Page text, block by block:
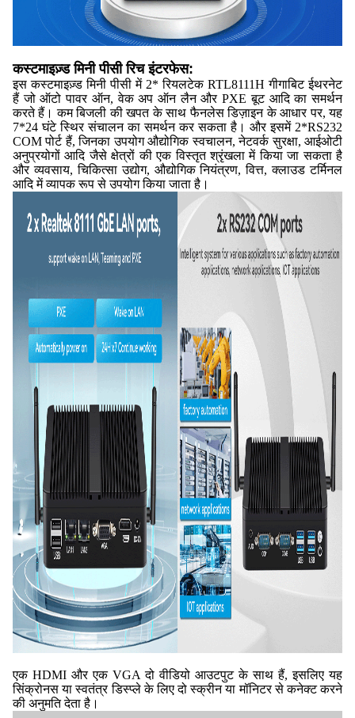
कस्टमाइज़्ड मिनी पीसी रिच इंटरफेस:
इस कस्टमाइज़्ड मिनी पीसी में 2* रियलटेक RTL8111H गीगाबिट ईथरनेट
हैं जो ऑटो पावर ऑन, वेक अप ऑन लैन और PXE बूट आदि का समर्थन
करते हैं। कम बिजली की खपत के साथ फैनलेस डिज़ाइन के आधार पर, यह
7*24 घंटे स्थिर संचालन का समर्थन कर सकता है। और इसमें 2*RS232
COM पोर्ट हैं, जिनका उपयोग औद्योगिक स्वचालन, नेटवर्क सुरक्षा, आईओटी
अनुप्रयोगों आदि जैसे क्षेत्रों की एक विस्तृत श्रृंखला में किया जा सकता है
और व्यवसाय, चिकित्सा उद्योग, औद्योगिक नियंत्रण, वित्त, क्लाउड टर्मिनल
आदि में व्यापक रूप से उपयोग किया जाता है।
एक HDMI और एक VGA दो वीडियो आउटपुट के साथ हैं, इसलिए यह
सिंक्रोनस या स्वतंत्र डिस्प्ले के लिए दो स्क्रीन या मॉनिटर से कनेक्ट करने
की अनुमति देता है।